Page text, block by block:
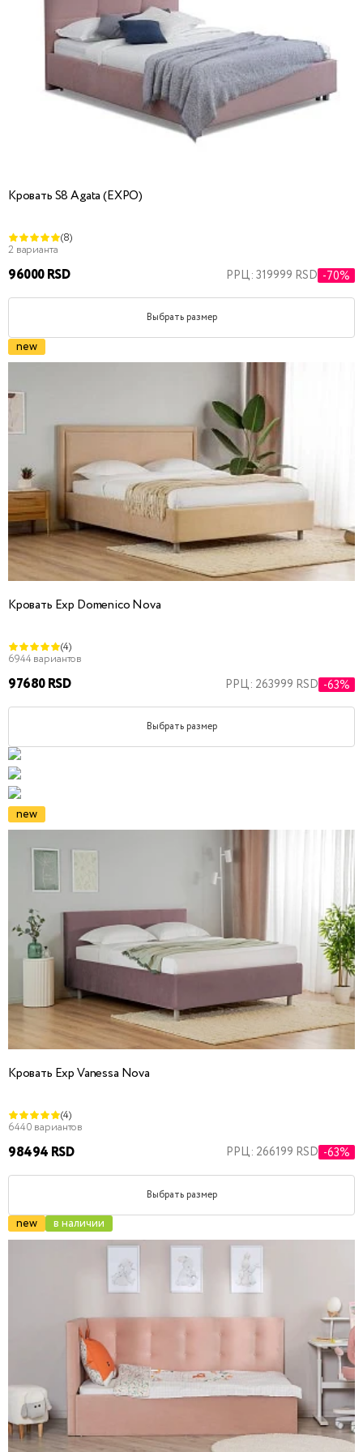
Кровать S8 Agata (EXPO)
(8)
2 варианта
96000 RSD РРЦ: 319999 RSD -70%
Выбрать размер
new
Кровать Exp Domenico Nova
(4)
6944 вариантов
97680 RSD РРЦ: 263999 RSD -63%
Выбрать размер
new
Кровать Exp Vanessa Nova
(4)
6440 вариантов
98494 RSD РРЦ: 266199 RSD -63%
Выбрать размер
new в наличии